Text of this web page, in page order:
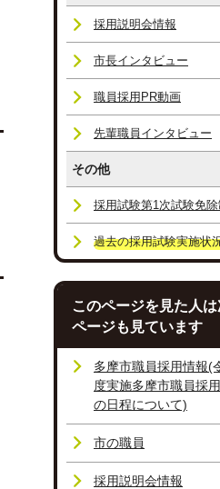
採用説明会情報
市長インタビュー
職員採用PR動画
先輩職員インタビュー
その他
採用試験第1次試験免
過去の採用試験実施状
このページを見た人
ページも見ています
多摩市職員採用情報(
度実施多摩市職員採
の日程について)
市の職員
採用説明会情報